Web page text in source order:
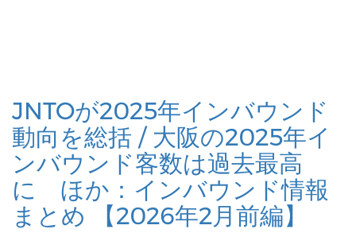
JNTOが2025年インバウンド
動向を総括 / 大阪の2025年イ
ンバウンド客数は過去最高
に ほか：インバウンド情報
まとめ 【2026年2月前編】